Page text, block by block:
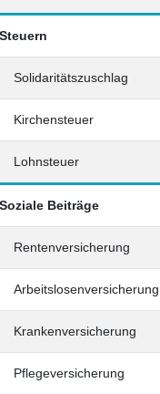
Steuern
Solidaritätszuschlag
Kirchensteuer
Lohnsteuer
Soziale Beiträge
Rentenversicherung
Arbeitslosenversicherung
Krankenversicherung
Pflegeversicherung